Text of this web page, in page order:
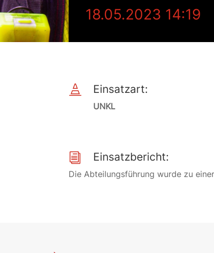
18.05.2023 14:19
 Einsatzart:
UNKL
i Einsatzbericht:
Die Abteilungsführung wurde zu